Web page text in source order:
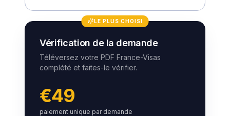
LE PLUS CHOISI
Vérification de la demande
Téléversez votre PDF France-Visas
complété et faites-le vérifier.
€49
paiement unique par demande